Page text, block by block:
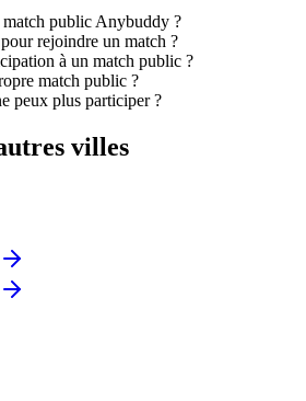
public Anybuddy ?
rejoindre un match ?
à un match public ?
match public ?
peux plus participer ?
villes